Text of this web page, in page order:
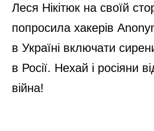
Леся Нікітюк на своїй
попросила хакерів
в Україні включати
в Росії. Нехай і росіяни
війна!